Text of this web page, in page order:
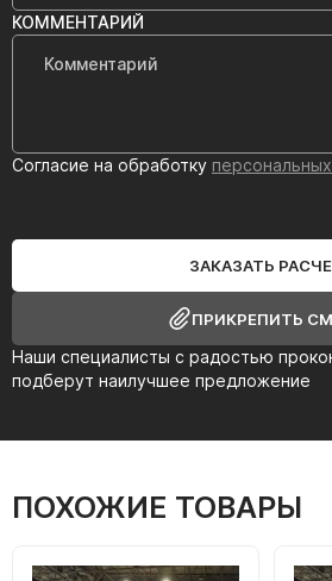
Наши специалисты с радостью
подберут наилучшее предложение
КОММЕНТАРИЙ
Согласие на обработку
ЗАКАЗАТЬ
ПРИКРЕПИТЬ
ПОХОЖИЕ ТОВАРЫ